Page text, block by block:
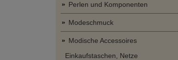
Perlen und Komponenten
Modeschmuck
Modische Accessoires
Einkaufstaschen, Netze